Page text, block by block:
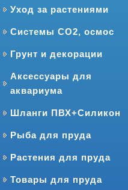
Уход за растениями
Системы CO2, осмос
Грунт и декорации
Аксессуары для
аквариума
Шланги ПВХ+Силикон
Рыба для пруда
Растения для пруда
Товары для пруда